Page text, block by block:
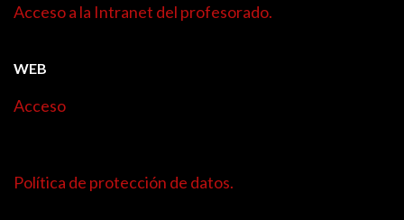
Acceso a la Intranet del profesorado.
WEB
Acceso
Política de protección de datos.